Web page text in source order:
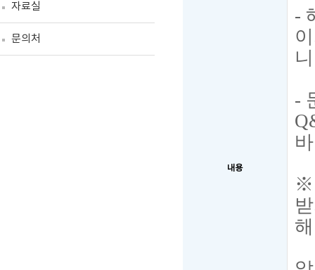
자료실
문의처
내용
-
-
※